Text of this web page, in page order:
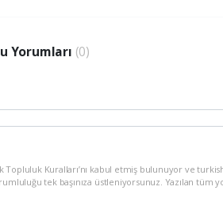
Yorumları (0)
Topluluk Kuralları’nı kabul etmiş bulunuyor ve
tek başınıza üstleniyorsunuz. Yazılan